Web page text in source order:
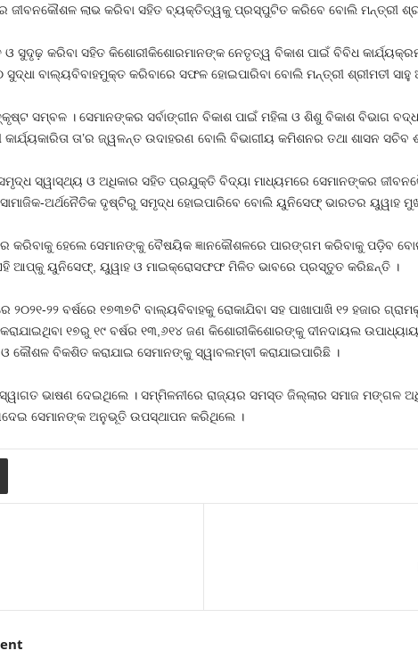
ଜୀବନକୌଶଳ ଲାଭ କରିବା ସହିତ ବ୍ୟକ୍ତିତ୍ୱକୁ ପ୍ରସ୍ପୁଟିତ କରିବେ ବୋଲି ମନ୍ତ୍ରୀ
ସୁଦୃଢ଼ କରିବା ସହିତ କିଶୋରୀକିଶୋରମାନଙ୍କ ନେତୃତ୍ୱ ବିକାଶ ପାଇଁ ବିବିଧ
ବାଲ୍ୟବିବାହମୁକ୍ତ କରିବାରେ ସଫଳ ହୋଇପାରିବା ବୋଲି ମନ୍ତ୍ରୀ ଶ୍ରୀମତୀ
ସମ୍ବଳ । ସେମାନଙ୍କର ସର୍ବାଙ୍ଗୀନ ବିକାଶ ପାଇଁ ମହିଳା ଓ ଶିଶୁ ବିକାଶ ବିଭାଗ
ତା’ର ଜ୍ୱଳନ୍ତ ଉଦାହରଣ ବୋଲି ବିଭାଗୀୟ କମିଶନର ତଥା ଶାସନ ସଚିବ
ସ୍ୱାସ୍ଥ୍ୟ ଓ ଅଧିକାର ସହିତ ପ୍ରଯୁକ୍ତି ବିଦ୍ୟା ମାଧ୍ୟମରେ ସେମାନଙ୍କର
ଅର୍ଥନୈତିକ ଦୃଷ୍ଟିରୁ ସମୃଦ୍ଧ ହୋଇପାରିବେ ବୋଲି ୟୁନିସେଫ୍‌ ଭାରତର ୟୁୱାହ
କରିବାକୁ ହେଲେ ସେମାନଙ୍କୁ ବୈଷୟିକ ଜ୍ଞାନକୌଶଳରେ ପାରଙ୍ଗମ କରିବାକୁ ପଡ଼ିବ
ଏହି ଆପ୍‌କୁ ୟୁନିସେଫ୍‌, ୟୁୱାହ ଓ ମାଇକ୍ରୋସଫଫ ମିଳିତ ଭାବରେ ପ୍ରସ୍ତୁତ କରିଛନ୍ତି ।
୨୨ ବର୍ଷରେ ୧୭୩୭ଟି ବାଲ୍ୟବିବାହକୁ ରୋକାଯିବା ସହ ପାଖାପାଖି ୧୨ ହଜାର
୧୭ରୁ ୧୯ ବର୍ଷର ୧୩,୬୧୪ ଜଣ କିଶୋରୀକିଶୋରଙ୍କୁ ଦୀନଦାୟଲ
କୌଶଳ ବିକଶିତ କରାଯାଇ ସେମାନଙ୍କୁ ସ୍ୱାବଲମ୍ବୀ କରାଯାଇପାରିଛି ।
ଭାଷଣ ଦେଇଥିଲେ । ସମ୍ମିଳନୀରେ ରାଜ୍ୟର ସମସ୍ତ ଜିଲ୍ଲାର ସମାଜ ମଙ୍ଗଳ
ସେମାନଙ୍କ ଅନୁଭୂତି ଉପସ୍ଥାପନ କରିଥିଲେ ।